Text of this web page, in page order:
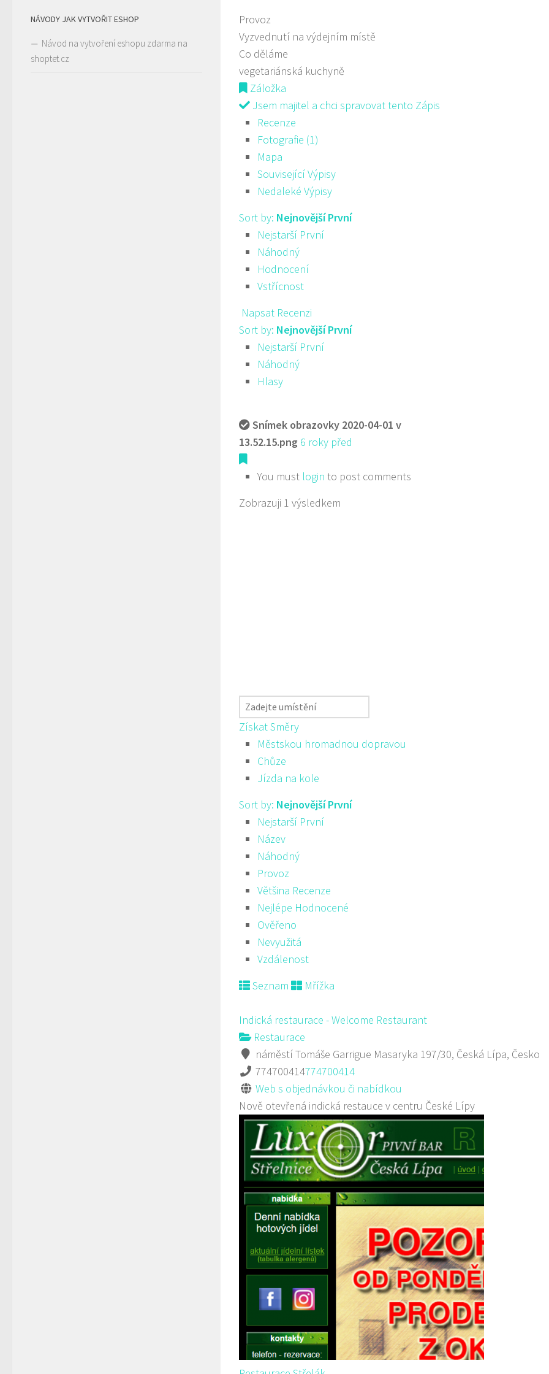
Provoz
Vyzvednutí na výdejním místě
Co děláme
vegetariánská kuchyně
Záložka
Jsem majitel a chci spravovat tento Zápis
Recenze
Fotografie (1)
Mapa
Související Výpisy
Nedaleké Výpisy
Sort by: Nejnovější První
Nejstarší První
Náhodný
Hodnocení
Vstřícnost
Napsat Recenzi
Sort by: Nejnovější První
Nejstarší První
Náhodný
Hlasy
Snímek obrazovky 2020-04-01 v
13.52.15.png 6 roky před
You must login to post comments
Zobrazuji 1 výsledkem
Získat Směry
Městskou hromadnou dopravou
Chůze
Jízda na kole
Sort by: Nejnovější První
Nejstarší První
Název
Náhodný
Provoz
Většina Recenze
Nejlépe Hodnocené
Ověřeno
Nevyužitá
Vzdálenost
Seznam
Mřížka
Indická restaurace - Welcome Restaurant
Restaurace
náměstí Tomáše Garrigue Masaryka 197/30, Česká Lípa, Česko
774700414774700414
Web s objednávkou či nabídkou
Nově otevřená indická restauce v centru České Lípy
NÁVODY JAK VYTVOŘIT ESHOP
Návod na vytvoření eshopu zdarma na
shoptet.cz